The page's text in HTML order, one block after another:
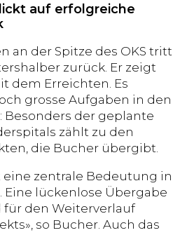
auf erfolgreiche
an der Spitze des OKS tritt
zurück. Er zeigt
dem Erreichten. Es
grosse Aufgaben in den
Besonders der geplante
zählt zu den
die Bucher übergibt.
eine zentrale Bedeutung in
Eine lückenlose Übergabe
den Weiterverlauf
so Bucher. Auch das